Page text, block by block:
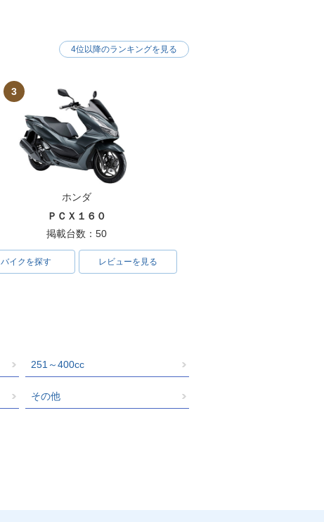
3
ホンダ
ＰＣＸ１６０
掲載台数：50
バイクを探す レビューを見る
4位以降のランキングを見る
251～400cc
その他